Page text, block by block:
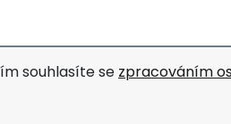
souhlasíte se zpracováním